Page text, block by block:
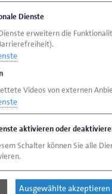
141
bremen.de
142
bremen.de
Dienste
erweitern die
Videos von externen
aktivieren oder
Schalter können Sie alle
Ausgewählte akzeptieren